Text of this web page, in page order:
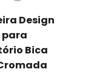
Design
para
Bica